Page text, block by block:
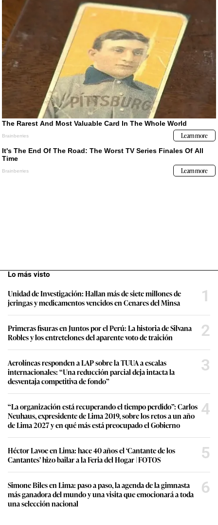
Lo más visto
Unidad de Investigación: Hallan más de siete millones de
jeringas y medicamentos vencidos en Cenares del Minsa
1
Primeras fisuras en Juntos por el Perú: La historia de Silvana
Robles y los entretelones del aparente voto de traición
2
Aerolíneas responden a LAP sobre la TUUA a escalas
internacionales: “Una reducción parcial deja intacta la
desventaja competitiva de fondo”
3
“La organización está recuperando el tiempo perdido”: Carlos
Neuhaus, expresidente de Lima 2019, sobre los retos a un año
de Lima 2027 y en qué más está preocupado el Gobierno
4
Héctor Lavoe en Lima: hace 40 años el ‘Cantante de los
Cantantes’ hizo bailar a la Feria del Hogar | FOTOS
5
Simone Biles en Lima: paso a paso, la agenda de la gimnasta
más ganadora del mundo y una visita que emocionará a toda
una selección nacional
6